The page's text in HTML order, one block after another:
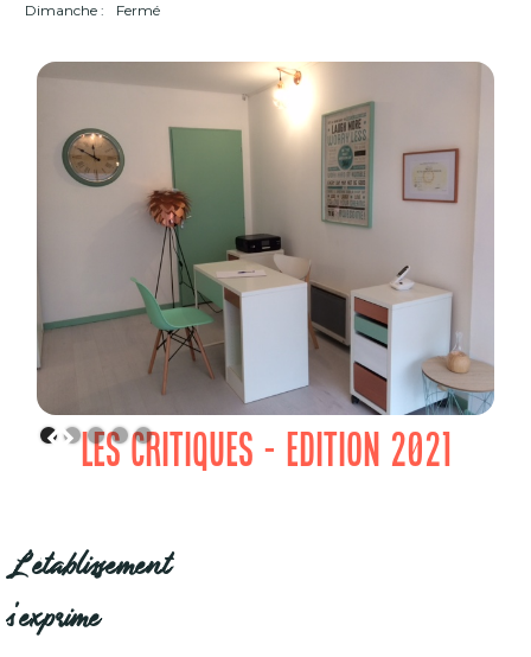
Dimanche :
Fermé
LES CRITIQUES - EDITION 2021
L'établissement
s'exprime